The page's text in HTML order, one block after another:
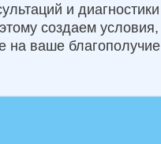
и
создаем
на ваше